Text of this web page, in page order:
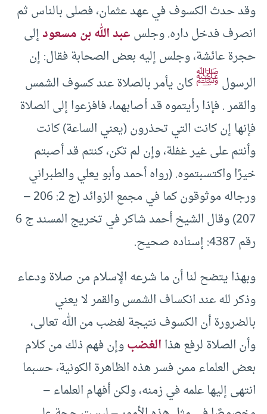
وقد حدث الكسوف في عهد عثمان، فصلى بالناس ثم
انصرف فدخل داره. وجلسعبد الله بن مسعودإلى
حجرة عائشة، وجلس إليه بعض الصحابة فقال: إن
الرسولﷺكان يأمر بالصلاة عند كسوف الشمس
والقمر . فإذا رأيتموه قد أصابهما، فافزعوا إلى الصلاة
فإنها إن كانت التي تحذرون (يعني الساعة) كانت
وأنتم على غير غفلة، وإن لم تكن، كنتم قد أصبتم
خيرًا واكتسبتموه. (رواه أحمد وأبو يعلي والطبراني
ورجاله موثوقون كما في مجمع الزوائد (ج 2: 206 –
207) وقال الشيخ أحمد شاكر في تخريج المسند ج 6
رقم 4387: إسناده صحيح.
وبهذا يتضح لنا أن ما شرعه الإسلام من صلاة ودعاء
وذكر لله عند انكساف الشمس والقمر لا يعني
بالضرورة أن الكسوف نتيجة لغضب من الله تعالى،
وأن الصلاة لرفع هذاالغضبوإن فهم ذلك من كلام
بعض العلماء ممن فسر هذه الظاهرة الكونية، حسبما
انتهى إليها علمه في زمنه، ولكن أفهام العلماء –